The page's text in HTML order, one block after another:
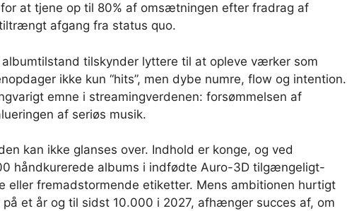
at tjene op til 80% af omsætningen efter fradrag af
afgang fra status quo.
tilskynder lyttere til at opleve værker som
ikke kun “hits”, men dybe numre, flow og intention.
emne i streamingverdenen: forsømmelsen af
af ​​seriøs musik.
kan ikke glanses over. Indhold er konge, og ved
håndkurerede albums i indfødte Auro-3D tilgængeligt-
eller fremadstormende etiketter. Mens ambitionen hurtigt
et år og til sidst 10.000 i 2027, afhænger succes af, om